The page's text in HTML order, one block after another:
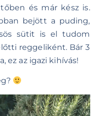
és már kész is.
bejött a puding,
sütit is el tudom
reggeliként. Bár 3
ez az igazi kihívás!